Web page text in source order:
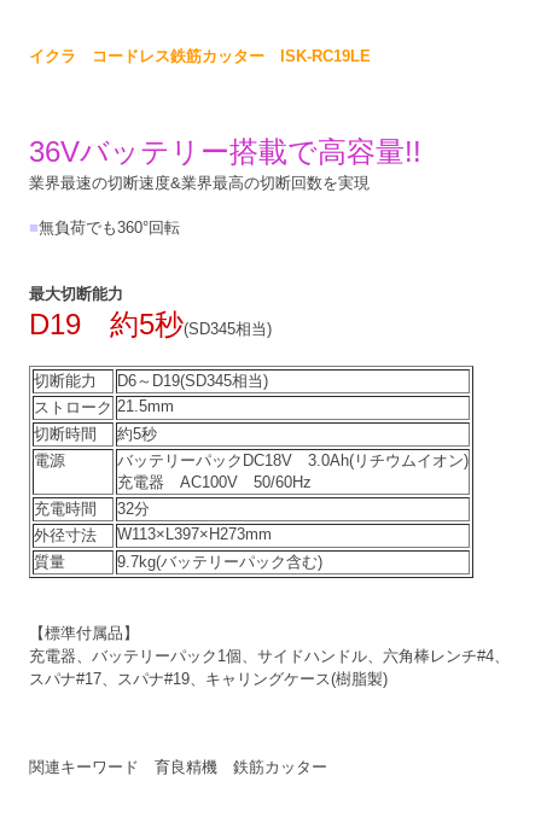
イクラ コードレス鉄筋カッター ISK-RC19LE
36Vバッテリー搭載で高容量!!
業界最速の切断速度&業界最高の切断回数を実現
■無負荷でも360°回転
最大切断能力
D19 約5秒(SD345相当)
切断能力
D6～D19(SD345相当)
ストローク 21.5mm
切断時間
約5秒
電源
バッテリーパックDC18V 3.0Ah(リチウムイオン)
充電器 AC100V 50/60Hz
充電時間
32分
外径寸法
W113×L397×H273mm
質量
9.7kg(バッテリーパック含む)
【標準付属品】
充電器、バッテリーパック1個、サイドハンドル、六角棒レンチ#4、
スパナ#17、スパナ#19、キャリングケース(樹脂製)
関連キーワード 育良精機 鉄筋カッター